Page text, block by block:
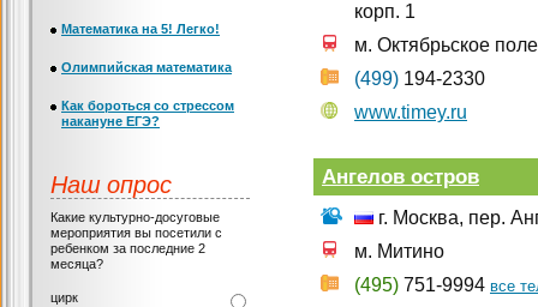
корп. 1
м. Октябрьское поле
(499) 194-2330
www.timey.ru
Ангелов остров
г. Москва, пер.
м. Митино
(495) 751-9994 все
Математика на 5! Легко!
Олимпийская математика
Как бороться со стрессом
накануне ЕГЭ?
Наш опрос
Какие культурно-досуговые
мероприятия вы посетили с
ребенком за последние 2
месяца?
цирк